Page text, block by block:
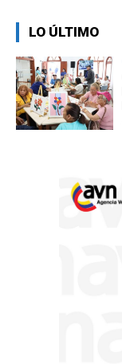
LO ÚLTIMO